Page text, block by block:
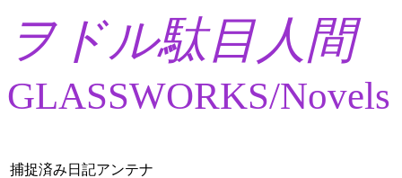
ヲドル駄目人間
GLASSWORKS/Novels
捕捉済み日記アンテナ